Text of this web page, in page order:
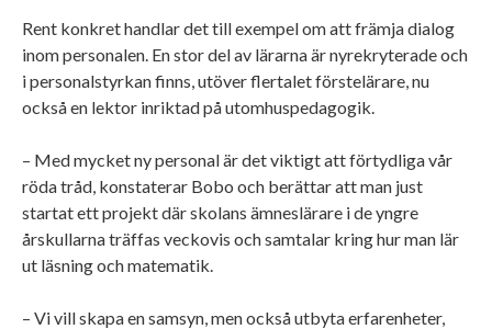
Rent konkret handlar det till exempel om att främja dialog
inom personalen. En stor del av lärarna är nyrekryterade och
i personalstyrkan finns, utöver flertalet förstelärare, nu
också en lektor inriktad på utomhuspedagogik.
– Med mycket ny personal är det viktigt att förtydliga vår
röda tråd, konstaterar Bobo och berättar att man just
startat ett projekt där skolans ämneslärare i de yngre
årskullarna träffas veckovis och samtalar kring hur man lär
ut läsning och matematik.
– Vi vill skapa en samsyn, men också utbyta erfarenheter,